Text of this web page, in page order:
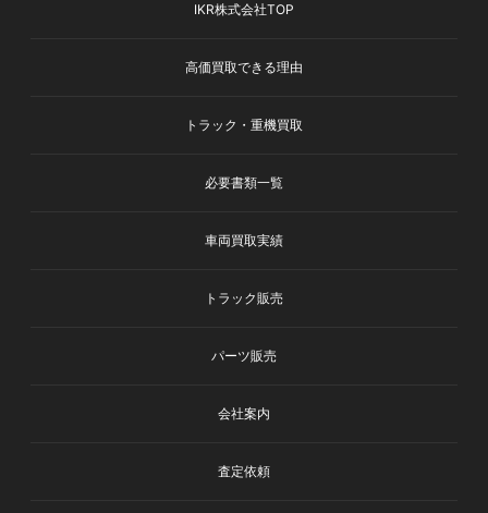
IKR株式会社TOP
高価買取できる理由
トラック・重機買取
必要書類一覧
車両買取実績
トラック販売
パーツ販売
会社案内
査定依頼